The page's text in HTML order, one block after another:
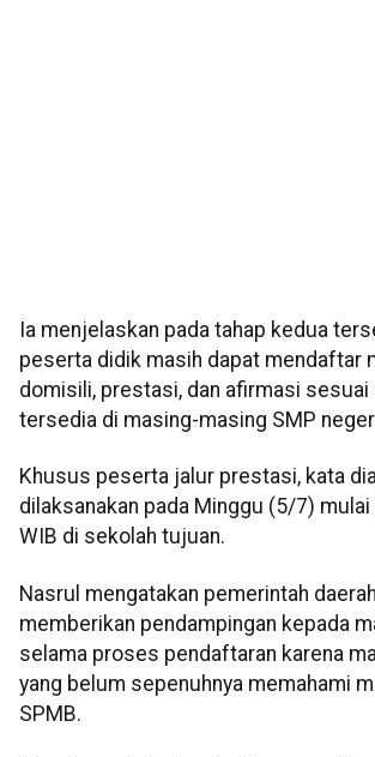
Ia menjelaskan pada tahap kedua
peserta didik masih dapat mendaftar
domisili, prestasi, dan afirmasi sesuai
tersedia di masing-masing SMP
Khusus peserta jalur prestasi, kata
dilaksanakan pada Minggu (5/7)
WIB di sekolah tujuan.
Nasrul mengatakan pemerintah
memberikan pendampingan kepada
selama proses pendaftaran karena
yang belum sepenuhnya memahami
SPMB.